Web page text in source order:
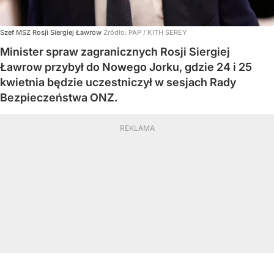
Szef MSZ Rosji Siergiej Ławrow Źródło: PAP / KITH SEREY
Minister spraw zagranicznych Rosji Siergiej
Ławrow przybył do Nowego Jorku, gdzie 24 i 25
kwietnia będzie uczestniczył w sesjach Rady
Bezpieczeństwa ONZ.